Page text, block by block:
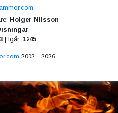
Holger Nilsson
| Igår: 1245
2002 - 2026